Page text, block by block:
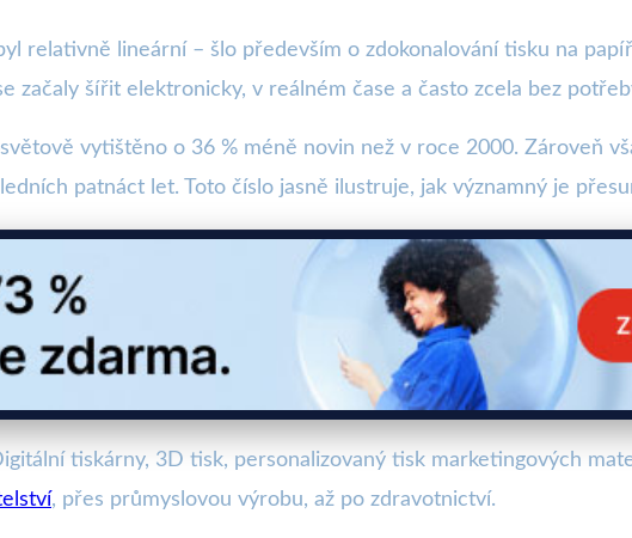
relativně lineární – šlo především o zdokonalování tisku na
začaly šířit elektronicky, v reálném čase a často zcela bez
vytištěno o 36 % méně novin než v roce 2000. Zároveň
patnáct let. Toto číslo jasně ilustruje, jak významný je
tiskárny, 3D tisk, personalizovaný tisk marketingových
, přes průmyslovou výrobu, až po zdravotnictví.